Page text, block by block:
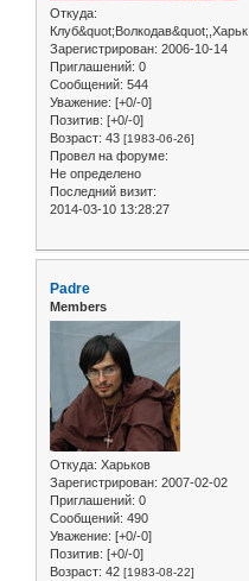
Откуда:
Клуб&quot;Волкодав&quot;,Харьк
Зарегистрирован: 2006-10-14
Приглашений: 0
Сообщений: 544
Уважение: [+0/-0]
Позитив: [+0/-0]
Возраст: 43 [1983-06-26]
Провел на форуме:
Не определено
Последний визит:
2014-03-10 13:28:27
Padre
Members
Откуда: Харьков
Зарегистрирован: 2007-02-02
Приглашений: 0
Сообщений: 490
Уважение: [+0/-0]
Позитив: [+0/-0]
Возраст: 42 [1983-08-22]